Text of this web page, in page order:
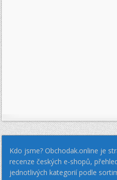
Kdo jsme? Obchodak.online je
recenze českých e-shopů,
jednotlivých kategorií podle